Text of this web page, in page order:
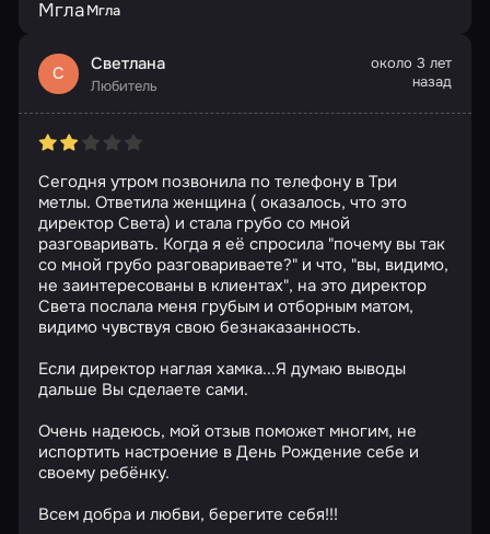
Мгла
С Светлана
Любитель
около 3 лет
назад
Сегодня утром позвонила по телефону в Три
метлы. Ответила женщина ( оказалось, что это
директор Света) и стала грубо со мной
разговаривать. Когда я её спросила "почему вы так
со мной грубо разговариваете?" и что, "вы, видимо,
не заинтересованы в клиентах", на это директор
Света послала меня грубым и отборным матом,
видимо чувствуя свою безнаказанность.
Если директор наглая хамка...Я думаю выводы
дальше Вы сделаете сами.
Очень надеюсь, мой отзыв поможет многим, не
испортить настроение в День Рождение себе и
своему ребёнку.
Всем добра и любви, берегите себя!!!